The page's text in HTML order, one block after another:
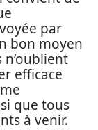
par
bon moyen
n’oublient
efficace
que tous
à venir.